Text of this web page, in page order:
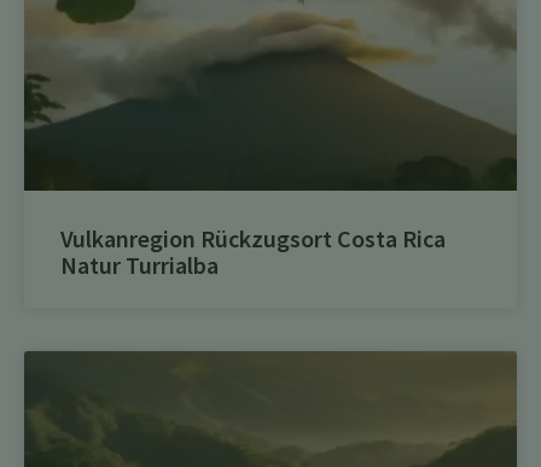
Vulkanregion Rückzugsort Costa Rica
Natur Turrialba